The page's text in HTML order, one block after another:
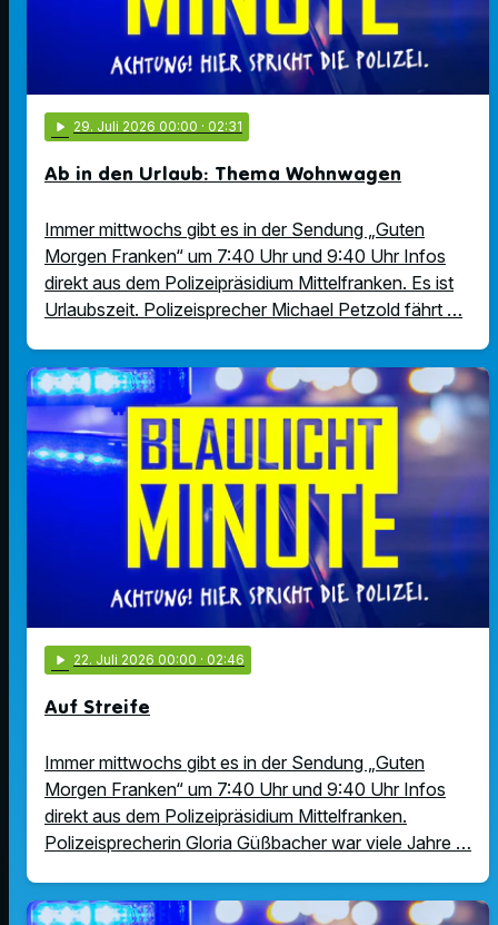
play_arrow 29. Juli 2026 00:00 · 02:31
Ab in den Urlaub: Thema Wohnwagen
Immer mittwochs gibt es in der Sendung „Guten
Morgen Franken“ um 7:40 Uhr und 9:40 Uhr Infos
direkt aus dem Polizeipräsidium Mittelfranken. Es ist
Urlaubszeit. Polizeisprecher Michael Petzold fährt …
play_arrow 22. Juli 2026 00:00 · 02:46
Auf Streife
Immer mittwochs gibt es in der Sendung „Guten
Morgen Franken“ um 7:40 Uhr und 9:40 Uhr Infos
direkt aus dem Polizeipräsidium Mittelfranken.
Polizeisprecherin Gloria Güßbacher war viele Jahre …